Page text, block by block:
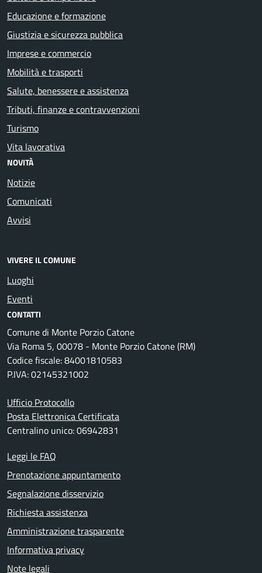
Educazione e formazione
Giustizia e sicurezza pubblica
Imprese e commercio
Mobilità e trasporti
Salute, benessere e assistenza
Tributi, finanze e contravvenzioni
Turismo
Vita lavorativa
NOVITÀ
Notizie
Comunicati
Avvisi
VIVERE IL COMUNE
Luoghi
Eventi
CONTATTI
Comune di Monte Porzio Catone
Via Roma 5, 00078 - Monte Porzio Catone (RM)
Codice fiscale: 84001810583
P.IVA: 02145321002
Ufficio Protocollo
Posta Elettronica Certificata
Centralino unico: 06942831
Leggi le FAQ
Prenotazione appuntamento
Segnalazione disservizio
Richiesta assistenza
Amministrazione trasparente
Informativa privacy
Note legali